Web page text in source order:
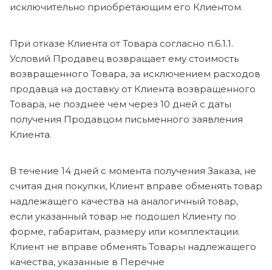
исключительно приобретающим его Клиентом.
При отказе Клиента от Товара согласно п.6.1.1.
Условий Продавец возвращает ему стоимость
возвращенного Товара, за исключением расходов
продавца на доставку от Клиента возвращенного
Товара, не позднее чем через 10 дней с даты
получения Продавцом письменного заявления
Клиента.
В течение 14 дней с момента получения Заказа, не
считая дня покупки, Клиент вправе обменять товар
надлежащего качества на аналогичный товар,
если указанный товар не подошел Клиенту по
форме, габаритам, размеру или комплектации.
Клиент не вправе обменять Товары надлежащего
качества, указанные в Перечне